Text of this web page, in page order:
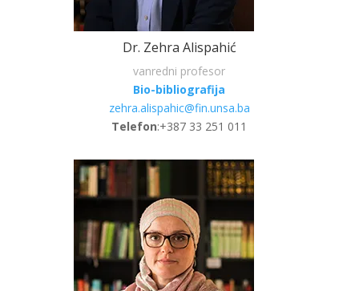
Dr. Zehra Alispahić
vanredni profesor
Bio-bibliografija
zehra.alispahic@fin.unsa.ba
Telefon:+387 33 251 011